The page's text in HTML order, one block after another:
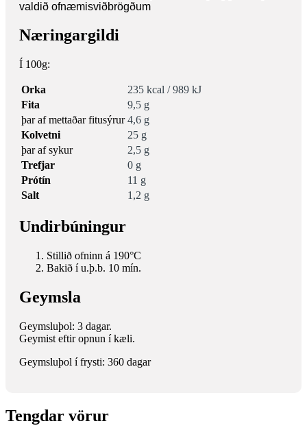
valdið ofnæmisviðbrögðum
Næringargildi
Í 100g:
Orka
235 kcal / 989 kJ
Fita
9,5 g
þar af mettaðar fitusýrur 4,6 g
Kolvetni
25 g
þar af sykur
2,5 g
Trefjar
0 g
Prótín
11 g
Salt
1,2 g
Undirbúningur
Stillið ofninn á 190°C
Bakið í u.þ.b. 10 mín.
Geymsla
Geymsluþol: 3 dagar.
Geymist eftir opnun í kæli.
Geymsluþol í frysti: 360 dagar
Tengdar vörur